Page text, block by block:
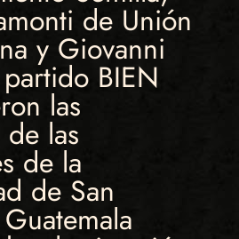
de Unión
y Giovanni
BIEN
las
las
de la
de San